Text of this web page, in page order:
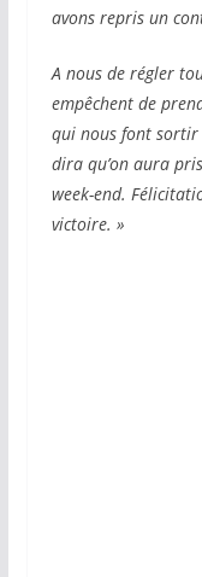
avons repris un
A nous de régler
empêchent de
qui nous font sortir
dira qu’on aura
week-end.
victoire. »